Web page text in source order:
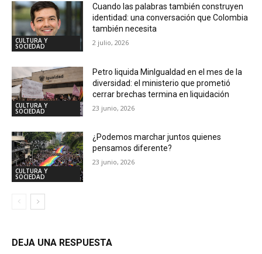
CULTURA Y
SOCIEDAD
Cuando las palabras también construyen
identidad: una conversación que Colombia
también necesita
2 julio, 2026
CULTURA Y
SOCIEDAD
Petro liquida MinIgualdad en el mes de la
diversidad: el ministerio que prometió
cerrar brechas termina en liquidación
23 junio, 2026
CULTURA Y
SOCIEDAD
¿Podemos marchar juntos quienes
pensamos diferente?
23 junio, 2026
DEJA UNA RESPUESTA